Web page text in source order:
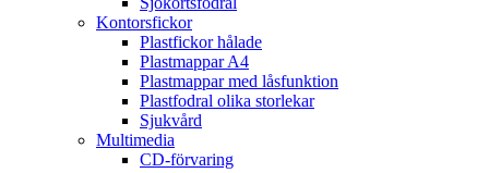
Kontorsfickor
Plastfickor hålade
Plastmappar A4
Plastmappar med låsfunktion
Plastfodral olika storlekar
Sjukvård
Multimedia
CD-förvaring